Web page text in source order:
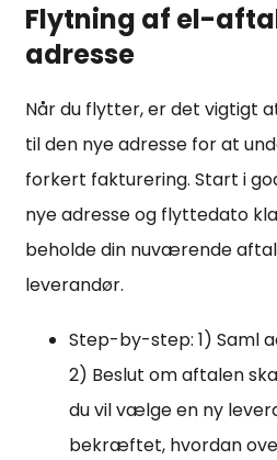
Flytning af el-
adresse
Når du flytter, er det vigtigt
til den nye adresse for at
forkert fakturering. Start i
nye adresse og flyttedato
beholde din nuværende
leverandør.
Step-by-step: 1) Saml
2) Beslut om aftalen
du vil vælge en ny
bekræftet, hvordan